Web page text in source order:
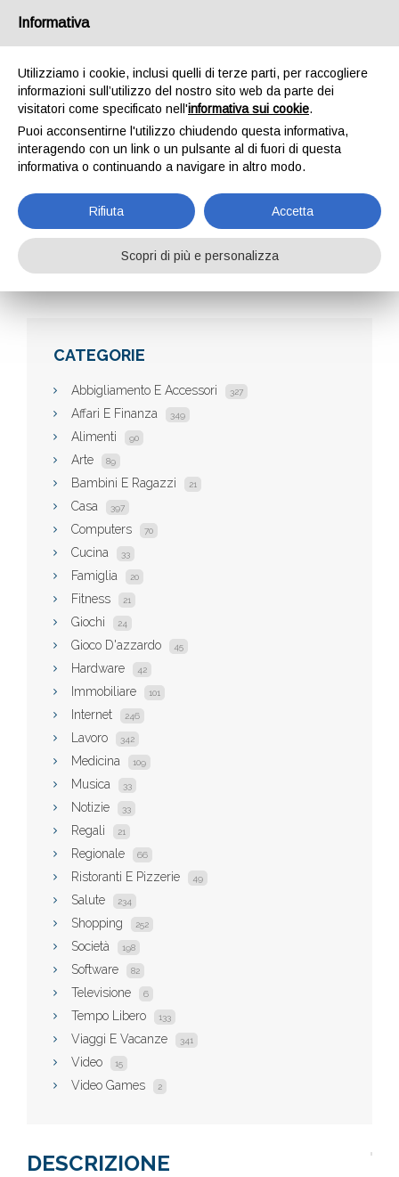
BORSE MODA SHOP
Aziende Borse moda shop
CATEGORIE
Abbigliamento E Accessori 327
Affari E Finanza 349
Alimenti 90
Arte 89
Bambini E Ragazzi 21
Casa 397
Computers 70
Cucina 33
Famiglia 20
Fitness 21
Giochi 24
Gioco D'azzardo 45
Hardware 42
Immobiliare 101
Internet 246
Lavoro 342
Medicina 109
Musica 33
Notizie 33
Regali 21
Regionale 66
Ristoranti E Pizzerie 49
Salute 234
Shopping 252
Società 198
Software 82
Televisione 6
Tempo Libero 133
Viaggi E Vacanze 341
Video 15
Video Games 2
DESCRIZIONE
Informativa
Utilizziamo i cookie, inclusi quelli di terze parti, per raccogliere
informazioni sull’utilizzo del nostro sito web da parte dei
visitatori come specificato nell'informativa sui cookie.
Puoi acconsentirne l'utilizzo chiudendo questa informativa,
interagendo con un link o un pulsante al di fuori di questa
informativa o continuando a navigare in altro modo.
Rifiuta Accetta
Scopri di più e personalizza